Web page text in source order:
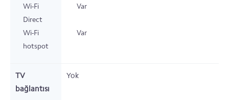
Wi-Fi
Direct
Var
Wi-Fi
hotspot
Var
TV
bağlantısı
Yok